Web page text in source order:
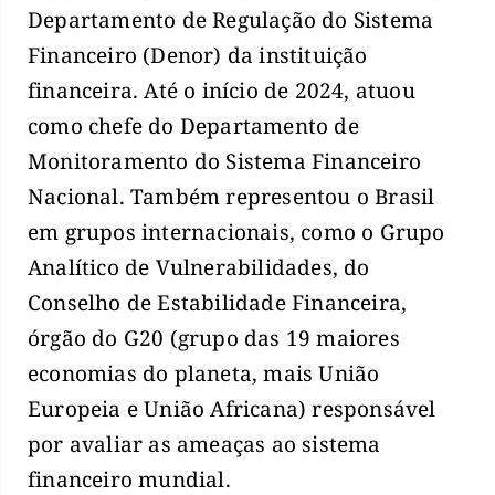
Departamento de Regulação do Sistema
Financeiro (Denor) da instituição
financeira. Até o início de 2024, atuou
como chefe do Departamento de
Monitoramento do Sistema Financeiro
Nacional. Também representou o Brasil
em grupos internacionais, como o Grupo
Analítico de Vulnerabilidades, do
Conselho de Estabilidade Financeira,
órgão do G20 (grupo das 19 maiores
economias do planeta, mais União
Europeia e União Africana) responsável
por avaliar as ameaças ao sistema
financeiro mundial.